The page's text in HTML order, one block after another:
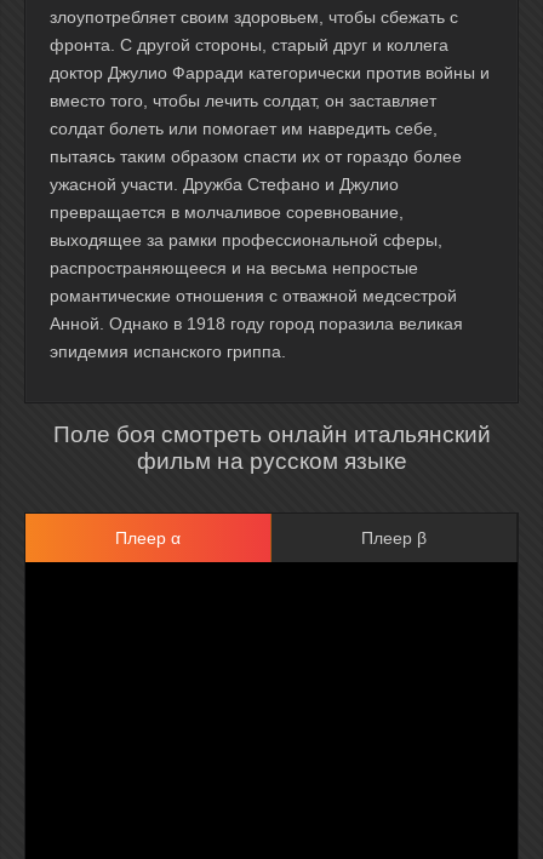
злоупотребляет своим здоровьем, чтобы сбежать с
фронта. С другой стороны, старый друг и коллега
доктор Джулио Фарради категорически против войны и
вместо того, чтобы лечить солдат, он заставляет
солдат болеть или помогает им навредить себе,
пытаясь таким образом спасти их от гораздо более
ужасной участи. Дружба Стефано и Джулио
превращается в молчаливое соревнование,
выходящее за рамки профессиональной сферы,
распространяющееся и на весьма непростые
романтические отношения с отважной медсестрой
Анной. Однако в 1918 году город поразила великая
эпидемия испанского гриппа.
Поле боя смотреть онлайн итальянский
фильм на русском языке
Плеер α Плеер β